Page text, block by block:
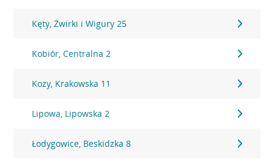
Kęty, Żwirki i Wigury 25
Kobiór, Centralna 2
Kozy, Krakowska 11
Lipowa, Lipowska 2
Łodygowice, Beskidzka 8